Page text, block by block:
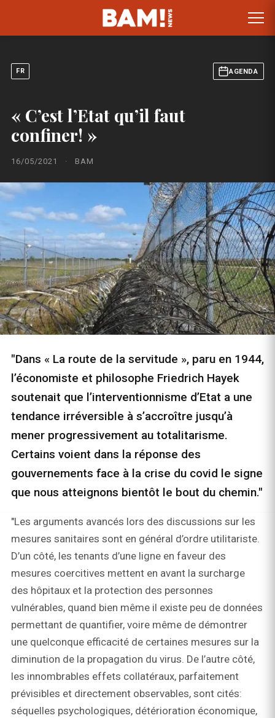
FR AGENDA
« C’est l’Etat qu’il faut
confiner! »
16/05/2021 · BAM
"Dans « La route de la servitude », paru en 1944,
l’économiste et philosophe Friedrich Hayek
soutenait que l’interventionnisme d’Etat a une
tendance irréversible à s’accroître jusqu’à
mener progressivement au totalitarisme.
Certains voient dans la réponse des
gouvernements face à la crise du covid le signe
que nous atteignons bientôt le bout du chemin."
"Les arguments avancés lors des discussions sur les
mesures sanitaires sont en général d’ordre utilitariste.
D’un côté, les tenants d’une ligne en faveur des
mesures coercitives mettent en avant la surcharge
des hôpitaux et la protection des personnes
vulnérables, quand bien même il existe peu de données
permettant de quantifier, voire même de démontrer
une quelconque efficacité de certaines mesures sur la
diminution de la propagation du virus. De l’autre côté,
les innombrables effets collatéraux, parfaitement
prévisibles et directement observables, sont cités:
séquelles psychologiques, détérioration économique,